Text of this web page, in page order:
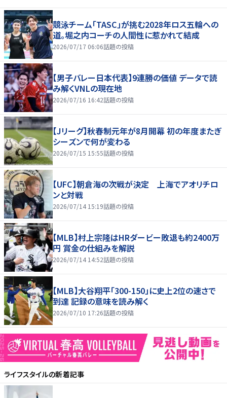
競泳チーム「TASC」が挑む2028年ロス五輪への
道。堀之内コーチの人間性に惹かれて結成
2026/07/17 06:06話題の投稿
【男子バレー日本代表】9連勝の価値 データで読
み解くVNLの現在地
2026/07/16 16:42話題の投稿
【Jリーグ】秋春制元年が8月開幕 初の年度またぎ
シーズンで何が変わる
2026/07/15 15:55話題の投稿
【UFC】朝倉海の次戦が決定 上海でアオリチロ
ンと対戦
2026/07/14 15:19話題の投稿
【MLB】村上宗隆はHRダービー敗退も約2400万
円 賞金の仕組みを解説
2026/07/14 14:52話題の投稿
【MLB】大谷翔平「300-150」に史上2位の速さで
到達 記録の意味を読み解く
2026/07/10 17:26話題の投稿
ライフスタイルの新着記事